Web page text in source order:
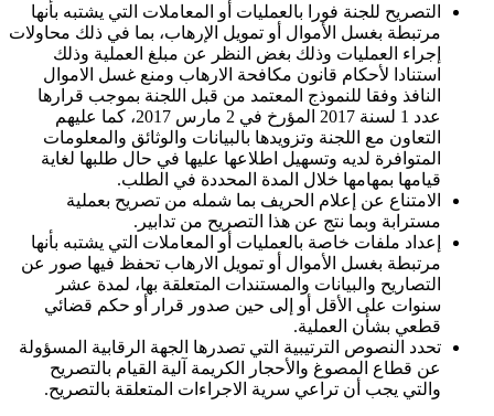
التصريح للجنة فورا بالعمليات أو المعاملات التي يشتبه بأنها
مرتبطة بغسل الأموال أو تمويل الإرهاب، بما في ذلك محاولات
إجراء العمليات وذلك بغض النظر عن مبلغ العملية وذلك
استنادا لأحكام قانون مكافحة الارهاب ومنع غسل الاموال
النافذ وفقا للنموذج المعتمد من قبل اللجنة بموجب قرارها
عدد 1 لسنة 2017 المؤرخ في 2 مارس 2017، كما عليهم
التعاون مع اللجنة وتزويدها بالبيانات والوثائق والمعلومات
المتوافرة لديه وتسهيل اطلاعها عليها في حال طلبها لغاية
قيامها بمهامها خلال المدة المحددة في الطلب.
الامتناع عن إعلام الحريف بما شمله من تصريح بعملية
مسترابة وبما نتج عن هذا التصريح من تدابير.
إعداد ملفات خاصة بالعمليات أو المعاملات التي يشتبه بأنها
مرتبطة بغسل الأموال أو تمويل الارهاب تحفظ فيها صور عن
التصاريح والبيانات والمستندات المتعلقة بها، لمدة عشر
سنوات على الأقل أو إلى حين صدور قرار أو حكم قضائي
قطعي بشأن العملية.
تحدد النصوص الترتيبية التي تصدرها الجهة الرقابية المسؤولة
عن قطاع المصوغ والأحجار الكريمة آلية القيام بالتصريح
والتي يجب أن تراعي سرية الاجراءات المتعلقة بالتصريح.